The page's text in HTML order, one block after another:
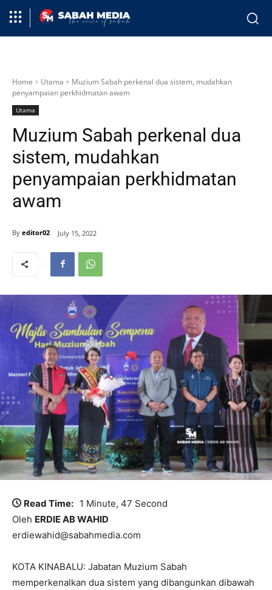
Home Utama
Muzium Sabah perkenal dua sistem, mudahkan
penyampaian perkhidmatan awam
Utama
Muzium Sabah perkenal dua
sistem, mudahkan
penyampaian perkhidmatan
awam
By editor02 July 15, 2022
Read Time: 1 Minute, 47 Second
Oleh ERDIE AB WAHID
erdiewahid@sabahmedia.com
KOTA KINABALU: Jabatan Muzium Sabah
memperkenalkan dua sistem yang dibangunkan dibawah